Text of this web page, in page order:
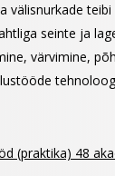
välisnurkade
seinte ja
värvimine,
(praktika) 48